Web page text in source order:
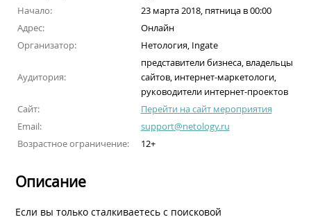
Начало:
23 марта 2018, пятница в 00:00
Адрес:
Онлайн
Организатор:
Нетология, Ingate
Аудитория:
представители бизнеса, владельцы
сайтов, интернет-маркетологи,
руководители интернет-проектов
Сайт:
Перейти на сайт мероприятия
Email:
support@netology.ru
Возрастное ограничение:
12+
Описание
Если вы только сталкиваетесь с поисковой